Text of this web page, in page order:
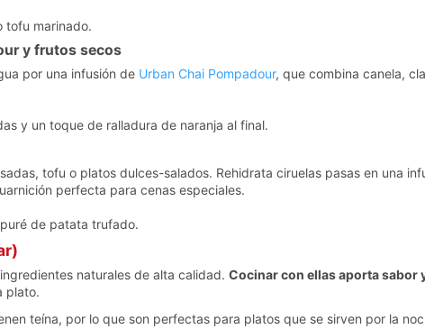
tofu marinado.
y frutos secos
por una infusión de Urban Chai Pompadour, que combina canela,
y un toque de ralladura de naranja al final.
tofu o platos dulces-salados. Rehidrata ciruelas pasas en una
perfecta para cenas especiales.
de patata trufado.
naturales de alta calidad. Cocinar con ellas aporta sabor
plato.
teína, por lo que son perfectas para platos que se sirven por la